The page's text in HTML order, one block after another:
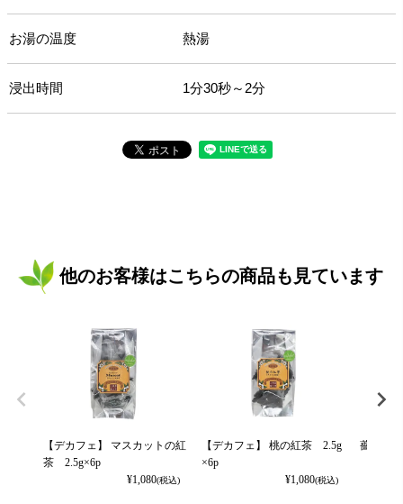
お湯の温度 熱湯
浸出時間 1分30秒～2分
他のお客様はこちらの商品も見ています
【デカフェ】 マスカットの紅
茶 2.5g×6p
¥1,080(税込)
【デカフェ】 桃の紅茶 2.5g
×6p
¥1,080(税込)
薔薇の